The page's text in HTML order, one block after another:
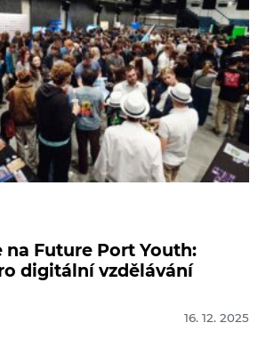
na Future Port Youth:
digitální vzdělávání
16. 12. 2025